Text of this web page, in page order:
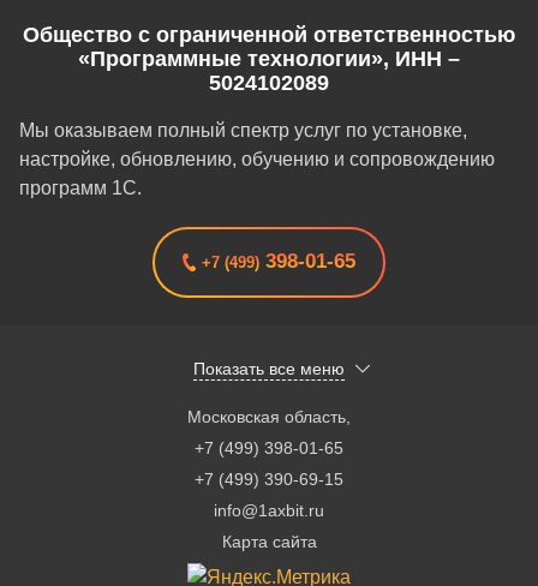
Общество с ограниченной ответственностью
«Программные технологии», ИНН –
5024102089
Мы оказываем полный спектр услуг по установке,
настройке, обновлению, обучению и сопровождению
программ 1С.
+7 (499) 398-01-65
Показать все меню
Московская область
+7 (499) 398-01-65
+7 (499) 390-69-15
info@1axbit.ru
Карта сайта